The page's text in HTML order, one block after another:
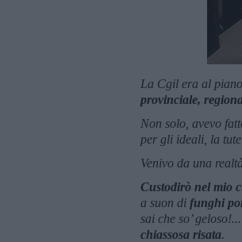
La Cgil era al
provinciale,
Non solo, avevo
per gli ideali, la
Venivo da una
Custodirò nel mio
a suon di funghi
sai che so’
chiassosa risata.